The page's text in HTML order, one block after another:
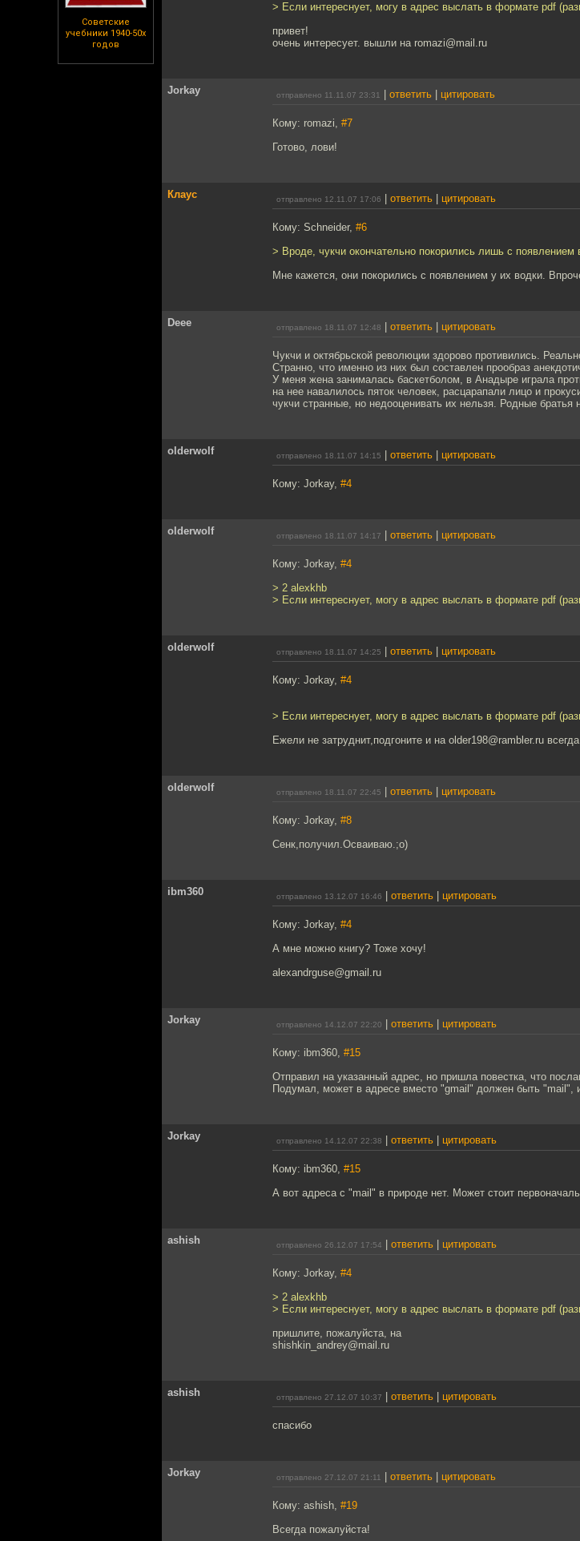
Советские
учебники 1940-50х
годов
> Если интереснует, могу в адрес выслать в формате pdf
привет!
очень интересует. вышли на romazi@mail.ru
Jorkay отправлено 11.11.07 23:31 ответить цитировать
Кому: romazi, #7
Готово, лови!
Клаус отправлено 12.11.07 17:06 ответить цитировать
Кому: Schneider, #6
> Вроде, чукчи окончательно покорились лишь с появлением
Мне кажется, они покорились с появлением у их водки.
Deee отправлено 18.11.07 12:48 ответить цитировать
Чукчи и октябрьской революции здорово противились.
Странно, что именно из них был составлен прообраз
У меня жена занималась баскетболом, в Анадыре играла
на нее навалилось пяток человек, расцарапали лицо и
чукчи странные, но недооценивать их нельзя. Родные братья
olderwolf отправлено 18.11.07 14:15 ответить цитировать
Кому: Jorkay, #4
olderwolf отправлено 18.11.07 14:17 ответить цитировать
Кому: Jorkay, #4
> 2 alexkhb
> Если интереснует, могу в адрес выслать в формате pdf
olderwolf отправлено 18.11.07 14:25 ответить цитировать
Кому: Jorkay, #4
> Если интереснует, могу в адрес выслать в формате pdf
Ежели не затруднит,подгоните и на older198@rambler.ru
olderwolf отправлено 18.11.07 22:45 ответить цитировать
Кому: Jorkay, #8
Сенк,получил.Осваиваю.;о)
ibm360 отправлено 13.12.07 16:46 ответить цитировать
Кому: Jorkay, #4
А мне можно книгу? Тоже хочу!
alexandrguse@gmail.ru
Jorkay отправлено 14.12.07 22:20 ответить цитировать
Кому: ibm360, #15
Отправил на указанный адрес, но пришла повестка, что
Подумал, может в адресе вместо "gmail" должен быть "mail",
Jorkay отправлено 14.12.07 22:38 ответить цитировать
Кому: ibm360, #15
А вот адреса с "mail" в природе нет. Может стоит
ashish отправлено 26.12.07 17:54 ответить цитировать
Кому: Jorkay, #4
> 2 alexkhb
> Если интереснует, могу в адрес выслать в формате pdf
пришлите, пожалуйста, на
shishkin_andrey@mail.ru
ashish отправлено 27.12.07 10:37 ответить цитировать
спасибо
Jorkay отправлено 27.12.07 21:11 ответить цитировать
Кому: ashish, #19
Всегда пожалуйста!